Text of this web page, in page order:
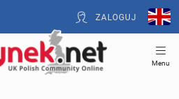
ZALOGUJ
Menu